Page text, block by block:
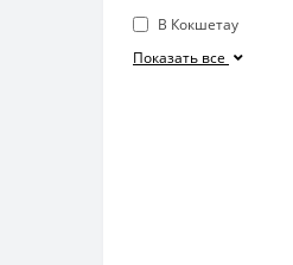
В Кокшетау
Показать все